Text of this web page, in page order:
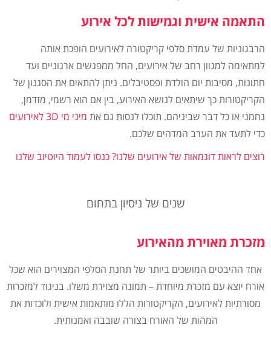
התאמה אישית וגמישות לכל אירוע
הרבגוניות של עמדת סלפי קריקטורה לאירועים הופכת אותה
למתאימה למגוון רחב של אירועים, החל ממפגשים ארגוניים ועד
חתונות, מסיבות יום הולדת ופסטיבלים. ניתן להתאים את הסגנון של
הקריקטורות כך שיתאים לנושא האירוע, בין אם הוא רשמי, מזדמן,
גחמני או כל דבר שביניהם. תוכלו לנסות גם את מיני מי 3D לאירועים
כדי לתעד את הערב המדהים שלכם.
רוצים לראות דוגמאות של אירועים שלנו?כנסו לעמוד היוטיוב שלנו
שנים של ניסיון בתחום
מזכרת מאוירת מהאירוע
אחד ההיבטים המושכים ביותר של תחנת הסלפי המצוירים הוא שכל
אורח יוצא עם מזכרת מיוחדת – תמונה מצוירת משלו. בניגוד למזכרות
מסורתיות לאירועים, הקריקטורות הללו מותאמות אישית ולוכדות את
המהות של האורח בצורה שובבה ואמנותית.